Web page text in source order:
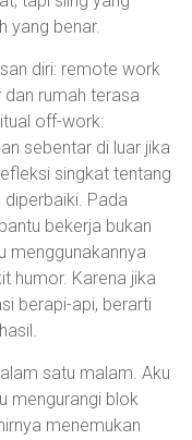
yang benar.
diri: remote work
rumah terasa
off-work:
sebentar di luar jika
singkat tentang
Pada
bekerja bukan
menggunakannya
humor. Karena jika
berapi-api, berarti
satu malam. Aku
mengurangi blok
menemukan